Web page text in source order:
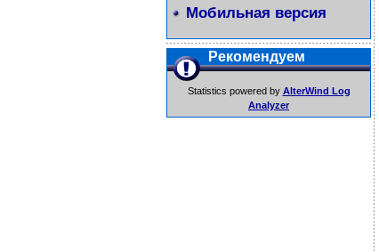
Мобильная версия
Рекомендуем
Statistics powered by AlterWind Log
Analyzer